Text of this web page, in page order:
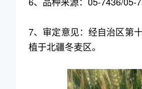
7、审定意见：经自治区第
植于北疆冬麦区。